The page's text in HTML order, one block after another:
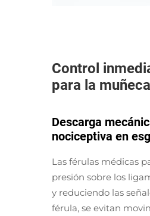
Control
para la
Descarga
nociceptiva en
Las férulas médicas
presión sobre los
y reduciendo las
férula, se evitan